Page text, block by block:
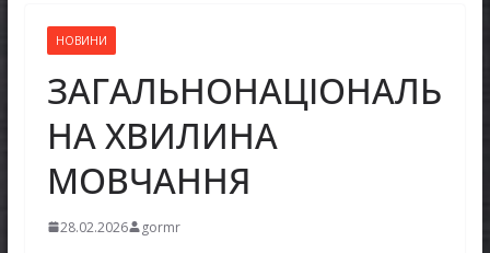
НОВИНИ
ЗАГАЛЬНОНАЦІОНАЛЬ
НА ХВИЛИНА
МОВЧАННЯ
28.02.2026 gormr